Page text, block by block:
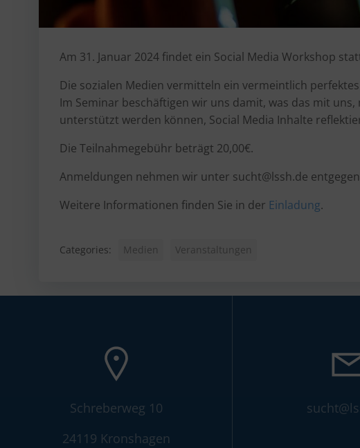
Am 31. Januar 2024 findet ein Social Media Workshop
Die sozialen Medien vermitteln ein vermeintlich
Im Seminar beschäftigen wir uns damit, was das mit
unterstützt werden können, Social Media Inhalte
Die Teilnahmegebühr beträgt 20,00€.
Anmeldungen nehmen wir unter sucht@lssh.de
Weitere Informationen finden Sie in der Einladung.
Categories: Medien Veranstaltungen
Schreberweg 10
24119 Kronshagen